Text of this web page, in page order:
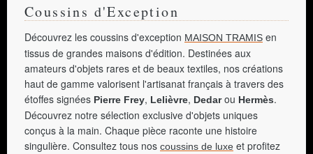
Coussins d'Exception
Découvrez les coussins d'exception MAISON TRAMIS en
tissus de grandes maisons d'édition. Destinées aux
amateurs d'objets rares et de beaux textiles, nos créations
haut de gamme valorisent l'artisanat français à travers des
étoffes signées Pierre Frey, Lelièvre, Dedarou Hermès.
Découvrez notre sélection exclusive d'objets uniques
conçus à la main. Chaque pièce raconte une histoire
singulière. Consultez tous nos coussins de luxe et profitez